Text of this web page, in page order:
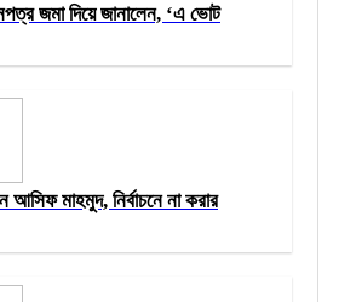
জমা দিয়ে জানালেন, ‘এ ভোট
মাহমুদ, নির্বাচনে না করার